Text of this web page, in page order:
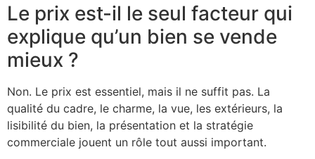
Le prix est-il le seul facteur qui
explique qu’un bien se vende
mieux ?
Non. Le prix est essentiel, mais il ne suffit pas. La
qualité du cadre, le charme, la vue, les extérieurs, la
lisibilité du bien, la présentation et la stratégie
commerciale jouent un rôle tout aussi important.